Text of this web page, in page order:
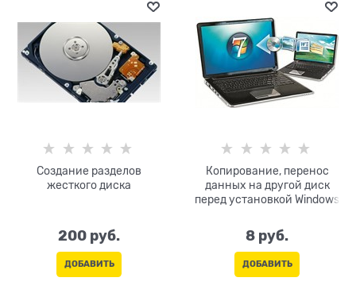
Создание разделов
жесткого диска
200 руб.
ДОБАВИТЬ
Копирование, перенос
данных на другой диск
перед установкой Windows
8 руб.
ДОБАВИТЬ